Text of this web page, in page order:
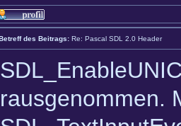
des Beitrags: Re: Pascal SDL 2.0 Header
rausgenommen.